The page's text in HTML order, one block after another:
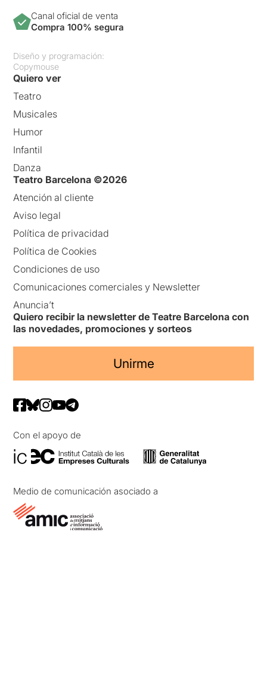
Canal oficial de venta
Compra 100% segura
Diseño y programación:
Copymouse
Quiero ver
Teatro
Musicales
Humor
Infantil
Danza
Teatro Barcelona ©2026
Atención al cliente
Aviso legal
Política de privacidad
Política de Cookies
Condiciones de uso
Comunicaciones comerciales y Newsletter
Anuncia’t
Quiero recibir la newsletter de Teatre Barcelona con
las novedades, promociones y sorteos
Unirme
Con el apoyo de
Medio de comunicación asociado a